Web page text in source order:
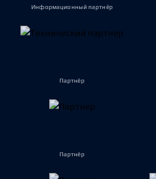
Информационный партнёр
Партнёр
Партнёр